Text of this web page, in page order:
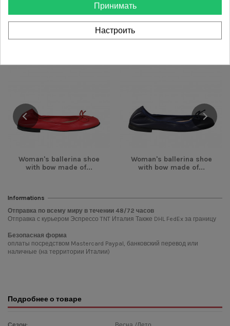
Other products from same
category
Woman's ballerina shoe
with bow made of...
Woman's ballerina shoe
with bow made of...
Informations
Отправка по всему миру в течении 48/72 часов
Отправка с курьером Эспрессо TNT Италия Также DHL FedEx за границу
Безопасная форма
оплаты посредством Mastercard Paypal, банковский перевод или
наличные (на территории Италии)
Подробнее о товаре
Принимать
Настроить